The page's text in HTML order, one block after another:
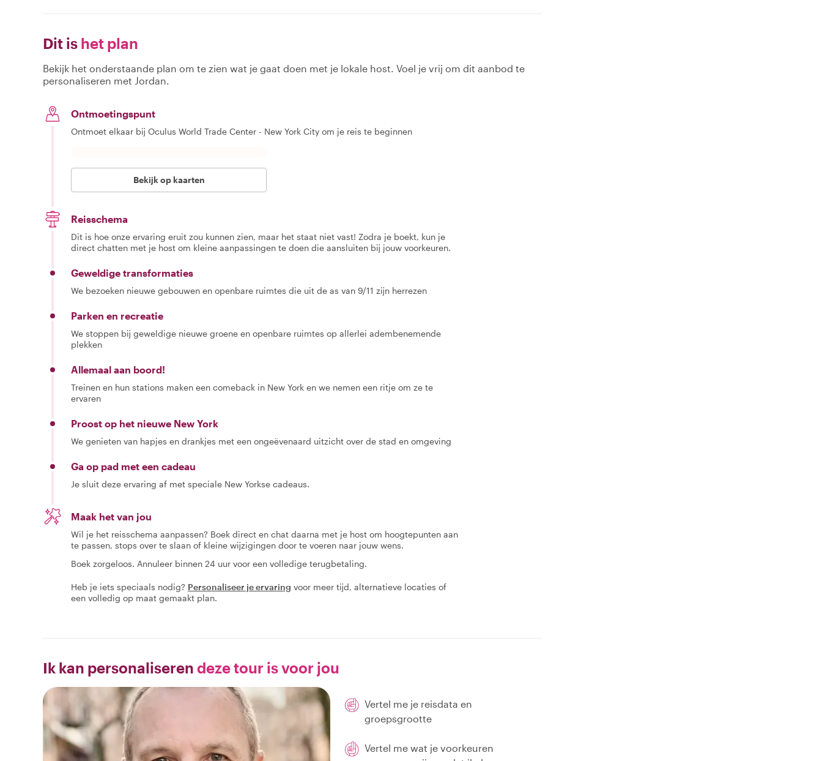
Dit is het plan
Bekijk het onderstaande plan om te zien wat je gaat doen met je lokale host. Voel je vrij om dit aanbod te
personaliseren met Jordan.
Ontmoetingspunt
Ontmoet elkaar bij Oculus World Trade Center - New York City om je reis te beginnen
Bekijk op kaarten
Reisschema
Dit is hoe onze ervaring eruit zou kunnen zien, maar het staat niet vast! Zodra je boekt, kun je
direct chatten met je host om kleine aanpassingen te doen die aansluiten bij jouw voorkeuren.
Geweldige transformaties
We bezoeken nieuwe gebouwen en openbare ruimtes die uit de as van 9/11 zijn herrezen
Parken en recreatie
We stoppen bij geweldige nieuwe groene en openbare ruimtes op allerlei adembenemende
plekken
Allemaal aan boord!
Treinen en hun stations maken een comeback in New York en we nemen een ritje om ze te
ervaren
Proost op het nieuwe New York
We genieten van hapjes en drankjes met een ongeëvenaard uitzicht over de stad en omgeving
Ga op pad met een cadeau
Je sluit deze ervaring af met speciale New Yorkse cadeaus.
Maak het van jou
Wil je het reisschema aanpassen? Boek direct en chat daarna met je host om hoogtepunten aan
te passen, stops over te slaan of kleine wijzigingen door te voeren naar jouw wens.
Boek zorgeloos. Annuleer binnen 24 uur voor een volledige terugbetaling.
Heb je iets speciaals nodig? Personaliseer je ervaring voor meer tijd, alternatieve locaties of
een volledig op maat gemaakt plan.
Ik kan personaliseren deze tour is voor jou
Vertel me je reisdata en
groepsgrootte
Vertel me wat je voorkeuren